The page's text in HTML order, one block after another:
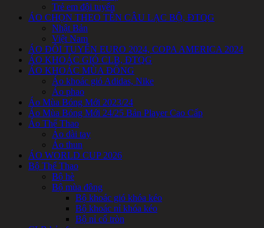
Trẻ em đội tuyển
ÁO CHỌN THEO TÊN CÂU LẠC BỘ, ĐTQG
Nhật Bản
Việt Nam
ÁO ĐÔI TUYỂN EURO 2024, COPA AMERICA 2024
ÁO KHOÁC GIÓ CLB, ĐTQG
ÁO KHOÁC MÙA ĐÔNG
Áo khoác gió Adidas, Nike
Áo phao
Áo Mùa Bóng Mới 2023/24
Áo Mùa Bóng Mới 24/25 Bản Player Cao Cấp
Áo Thể Thao
Áo dài tay
Áo thun
ÁO WORLD CUP 2026
Bộ Thể Thao
Bộ hè
Bộ mùa đông
Bộ khoác gió khóa kéo
Bộ khoác nỉ khóa kéo
Bộ nỉ cổ tròn